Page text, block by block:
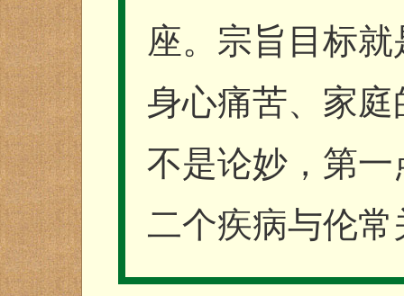
座。宗旨目标
身心痛苦、家
不是论妙，第
二个疾病与伦常